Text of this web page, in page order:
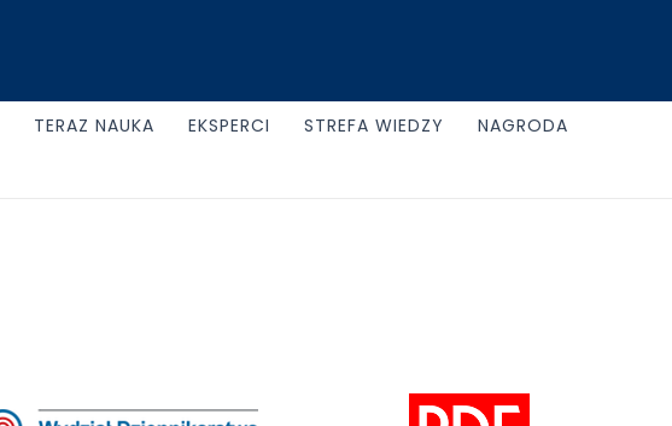
TERAZ NAUKA EKSPERCI STREFA WIEDZY
NAGRODA